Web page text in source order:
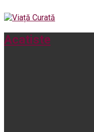
Acatiste